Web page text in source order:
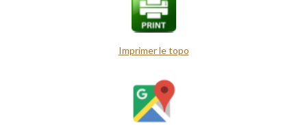
Imprimer le topo